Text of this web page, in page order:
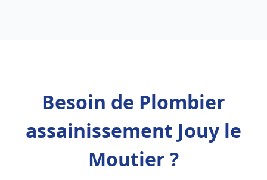
Besoin de Plombier
assainissement Jouy le
Moutier ?